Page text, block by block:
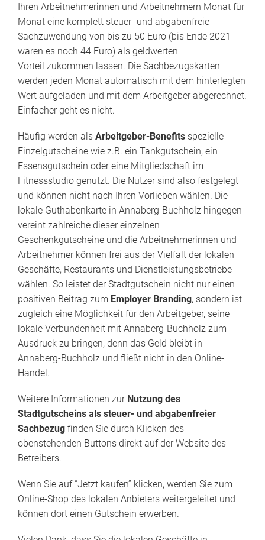
Ihren Arbeitnehmerinnen und Arbeitnehmern Monat für
Monat eine komplett steuer- und abgabenfreie
Sachzuwendung von bis zu 50 Euro (bis Ende 2021
waren es noch 44 Euro) als geldwerten
Vorteil zukommen lassen. Die Sachbezugskarten
werden jeden Monat automatisch mit dem hinterlegten
Wert aufgeladen und mit dem Arbeitgeber abgerechnet.
Einfacher geht es nicht.
Häufig werden als Arbeitgeber-Benefits spezielle
Einzelgutscheine wie z.B. ein Tankgutschein, ein
Essensgutschein oder eine Mitgliedschaft im
Fitnessstudio genutzt. Die Nutzer sind also festgelegt
und können nicht nach Ihren Vorlieben wählen. Die
lokale Guthabenkarte in Annaberg-Buchholz hingegen
vereint zahlreiche dieser einzelnen
Geschenkgutscheine und die Arbeitnehmerinnen und
Arbeitnehmer können frei aus der Vielfalt der lokalen
Geschäfte, Restaurants und Dienstleistungsbetriebe
wählen. So leistet der Stadtgutschein nicht nur einen
positiven Beitrag zum Employer Branding, sondern ist
zugleich eine Möglichkeit für den Arbeitgeber, seine
lokale Verbundenheit mit Annaberg-Buchholz zum
Ausdruck zu bringen, denn das Geld bleibt in
Annaberg-Buchholz und fließt nicht in den Online-
Handel.
Weitere Informationen zur Nutzung des
Stadtgutscheins als steuer- und abgabenfreier
Sachbezug finden Sie durch Klicken des
obenstehenden Buttons direkt auf der Website des
Betreibers.
Wenn Sie auf “Jetzt kaufen” klicken, werden Sie zum
Online-Shop des lokalen Anbieters weitergeleitet und
können dort einen Gutschein erwerben.